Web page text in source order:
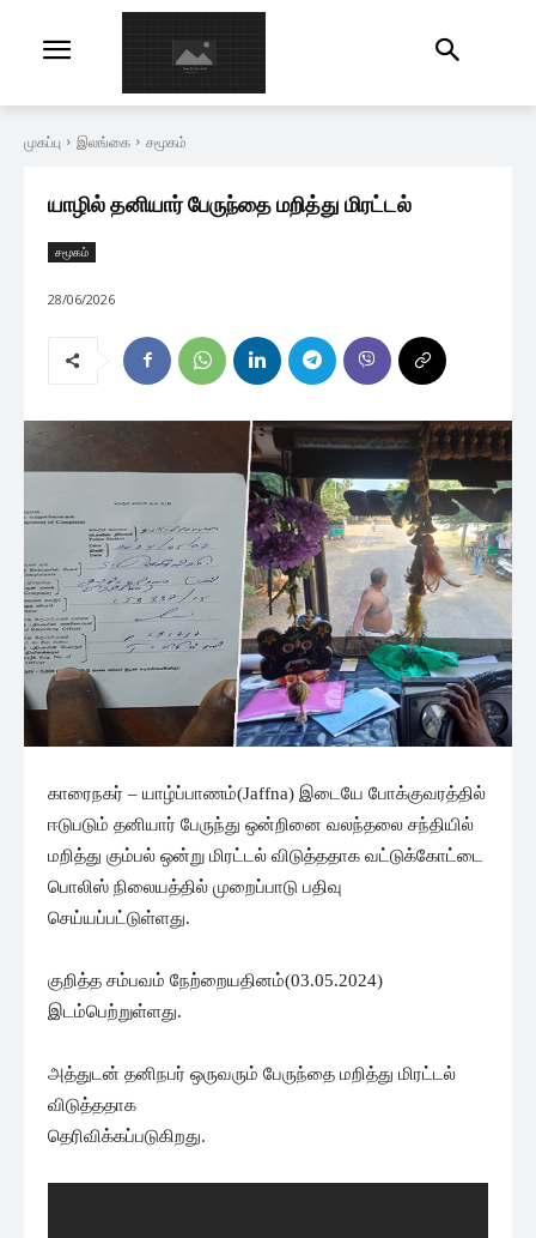
முகப்பு இலங்கை சமூகம்
யாழில் தனியார் பேருந்தை மறித்து மிரட்டல்
சமூகம்
28/06/2026
காரைநகர் – யாழ்ப்பாணம்(Jaffna) இடையே போக்குவரத்தில்
ஈடுபடும் தனியார் பேருந்து ஒன்றினை வலந்தலை சந்தியில்
மறித்து கும்பல் ஒன்று மிரட்டல் விடுத்ததாக வட்டுக்கோட்டை
பொலிஸ் நிலையத்தில் முறைப்பாடு பதிவு
செய்யப்பட்டுள்ளது.
குறித்த சம்பவம் நேற்றையதினம்(03.05.2024)
இடம்பெற்றுள்ளது.
அத்துடன் தனிநபர் ஒருவரும் பேருந்தை மறித்து மிரட்டல்
விடுத்ததாக
தெரிவிக்கப்படுகிறது.